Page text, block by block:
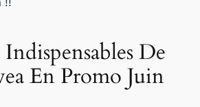
De
En Promo Juin